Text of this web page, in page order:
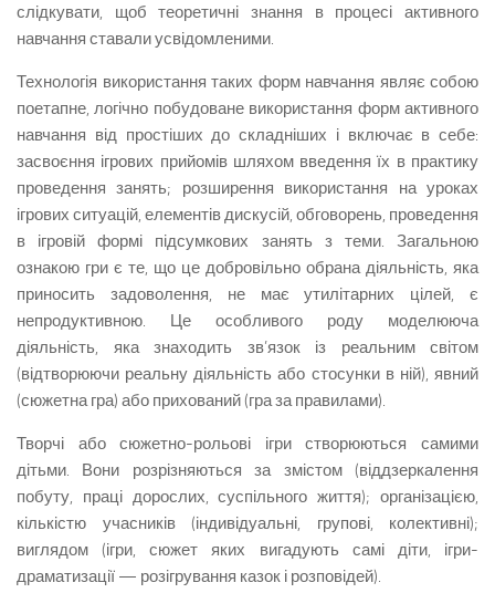
слідкувати, щоб теоретичні знання в процесі активного
навчання ставали усвідомленими.
Технологія використання таких форм навчання являє собою
поетапне, логічно побудоване використання форм активного
навчання від простіших до складніших і включає в себе:
засвоєння ігрових прийомів шляхом введення їх в практику
проведення занять; розширення використання на уроках
ігрових ситуацій, елементів дискусій, обговорень, проведення
в ігровій формі підсумкових занять з теми. Загальною
ознакою гри є те, що це добровільно обрана діяльність, яка
приносить задоволення, не має утилітарних цілей, є
непродуктивною. Це особ­ливого роду моделююча
діяльність, яка знаходить зв’язок із реальним світом
(відтворюючи реальну діяльність або стосунки в ній), явний
(сюжетна гра) або прихований (гра за правилами).
Творчі або сюжетно-рольові ігри створюються са­мими
дітьми. Вони розрізняються за змістом (віддзер­калення
побуту, праці дорослих, суспільного життя); організацією,
кількістю учасників (індивідуальні, групові, колективні);
виглядом (ігри, сюжет яких ви­гадують самі діти, ігри-
драматизації — розігрування казок і розповідей).